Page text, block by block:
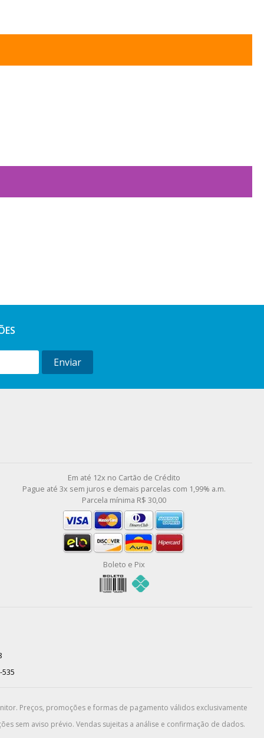
Enviar
Em até 12x no Cartão de Crédito
Pague até 3x sem juros e demais parcelas com 1,99% a.m.
Parcela mínima R$ 30,00
Boleto e Pix
Preços, promoções e formas de pagamento válidos exclusivamente
sem aviso prévio. Vendas sujeitas a análise e confirmação de dados.